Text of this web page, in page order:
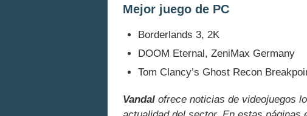
Mejor juego de PC
Borderlands 3, 2K
DOOM Eternal, ZeniMax Germany
Tom Clancy’s Ghost Recon
Vandal ofrece noticias de videojuegos